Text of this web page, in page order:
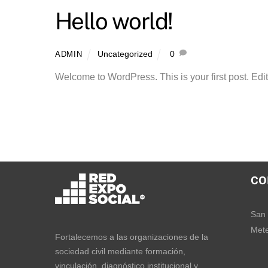
Hello world!
ADMIN Uncategorized 0
Welcome to WordPress. This is your first post.
Fortalecemos a las organizaciones de la
sociedad civil mediante formación,
vinculación, diagnóstico institucional y
San